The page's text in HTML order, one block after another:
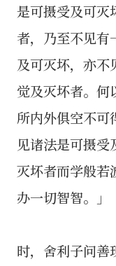
是可摄受及可灭
者，乃至不见有
及可灭坏，亦不
觉及灭坏者。何
所内外俱空不可
见诸法是可摄
灭坏者而学般若
办一切智智。」
时，舍利子问善